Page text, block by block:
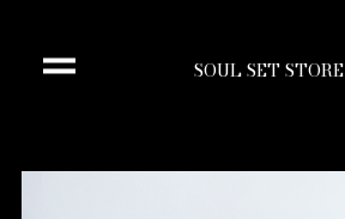
SOUL SET STORE